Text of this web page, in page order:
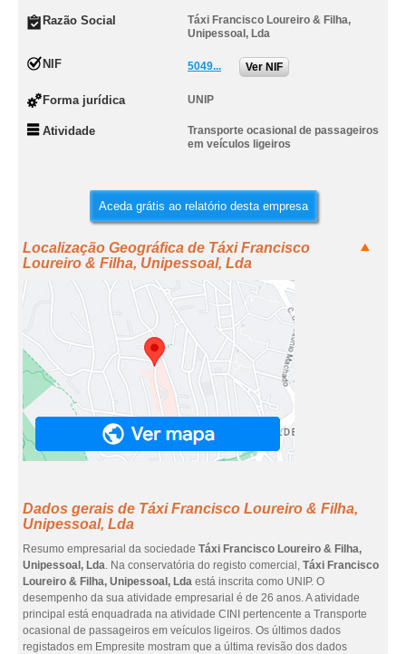
Razão Social
Táxi Francisco Loureiro & Filha,
Unipessoal, Lda
NIF 5049... Ver NIF
Forma jurídica UNIP
Atividade
Transporte ocasional de passageiros
em veículos ligeiros
Aceda grátis ao relatório desta empresa
Localização Geográfica de Táxi Francisco
Loureiro & Filha, Unipessoal, Lda
Dados gerais de Táxi Francisco Loureiro & Filha,
Unipessoal, Lda
Resumo empresarial da sociedade Táxi Francisco Loureiro & Filha,
Unipessoal, Lda. Na conservatória do registo comercial, Táxi Francisco
Loureiro & Filha, Unipessoal, Lda está inscrita como UNIP. O
desempenho da sua atividade empresarial é de 26 anos. A atividade
principal está enquadrada na atividade CINI pertencente a Transporte
ocasional de passageiros em veículos ligeiros. Os últimos dados
registados em Empresite mostram que a última revisão dos dados